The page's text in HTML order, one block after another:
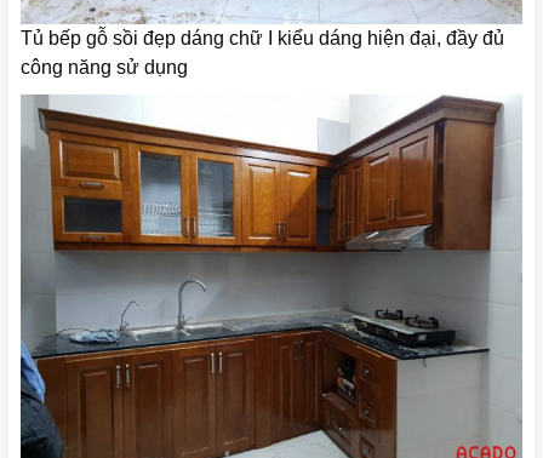
Tủ bếp gỗ sồi đẹp dáng chữ I kiểu dáng hiện đại, đầy đủ
công năng sử dụng